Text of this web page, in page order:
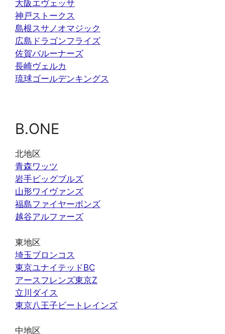
大阪エヴェッサ
神戸ストークス
島根スサノオマジック
広島ドラゴンフライズ
佐賀バルーナーズ
長崎ヴェルカ
琉球ゴールデンキングス
B.ONE
北地区
青森ワッツ
岩手ビッグブルズ
山形ワイヴァンズ
福島ファイヤーボンズ
越谷アルファーズ
東地区
埼玉ブロンコス
東京ユナイテッドBC
アースフレンズ東京Z
立川ダイス
東京八王子ビートレインズ
中地区